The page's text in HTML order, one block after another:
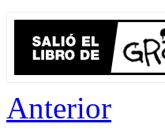
Anterior